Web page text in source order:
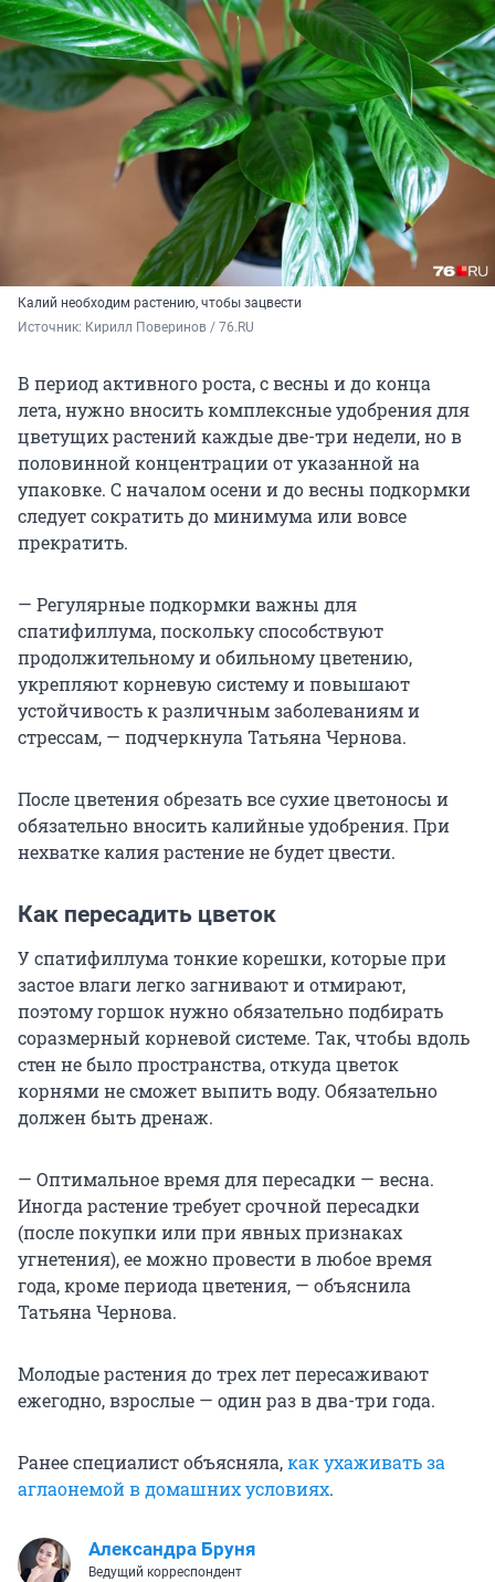
Калий необходим растению, чтобы зацвести
Источник: Кирилл Поверинов / 76.RU
В период активного роста, с весны и до конца
лета, нужно вносить комплексные удобрения для
цветущих растений каждые две-три недели, но в
половинной концентрации от указанной на
упаковке. С началом осени и до весны подкормки
следует сократить до минимума или вовсе
прекратить.
— Регулярные подкормки важны для
спатифиллума, поскольку способствуют
продолжительному и обильному цветению,
укрепляют корневую систему и повышают
устойчивость к различным заболеваниям и
стрессам, — подчеркнула Татьяна Чернова.
После цветения обрезать все сухие цветоносы и
обязательно вносить калийные удобрения. При
нехватке калия растение не будет цвести.
Как пересадить цветок
У спатифиллума тонкие корешки, которые при
застое влаги легко загнивают и отмирают,
поэтому горшок нужно обязательно подбирать
соразмерный корневой системе. Так, чтобы вдоль
стен не было пространства, откуда цветок
корнями не сможет выпить воду. Обязательно
должен быть дренаж.
— Оптимальное время для пересадки — весна.
Иногда растение требует срочной пересадки
(после покупки или при явных признаках
угнетения), ее можно провести в любое время
года, кроме периода цветения, — объяснила
Татьяна Чернова.
Молодые растения до трех лет пересаживают
ежегодно, взрослые — один раз в два-три года.
Ранее специалист объясняла,как ухаживать за
аглаонемой в домашних условиях.
Александра Бруня
Ведущий корреспондент